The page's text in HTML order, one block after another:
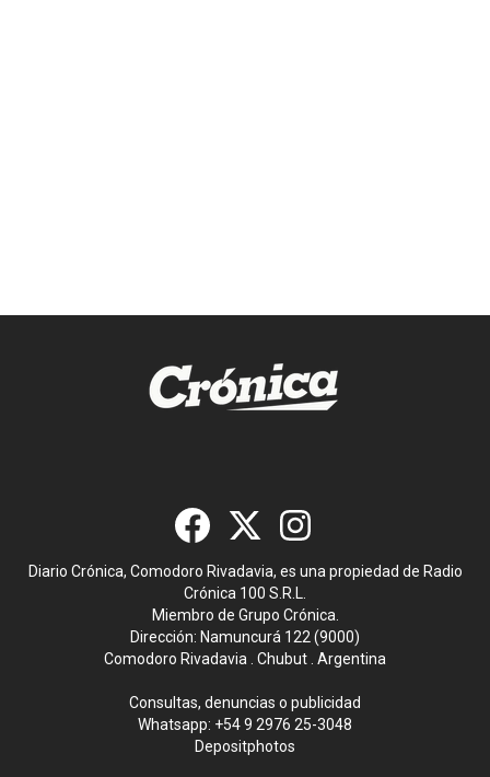
Diario Crónica, Comodoro Rivadavia, es una propiedad de Radio
Crónica 100 S.R.L.
Miembro de Grupo Crónica.
Dirección: Namuncurá 122 (9000)
Comodoro Rivadavia . Chubut . Argentina
Consultas, denuncias o publicidad
Whatsapp: +54 9 2976 25-3048
Depositphotos